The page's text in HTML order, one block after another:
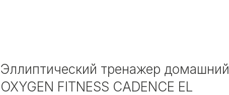
Эллиптический тренажер домашний
OXYGEN FITNESS CADENCE EL